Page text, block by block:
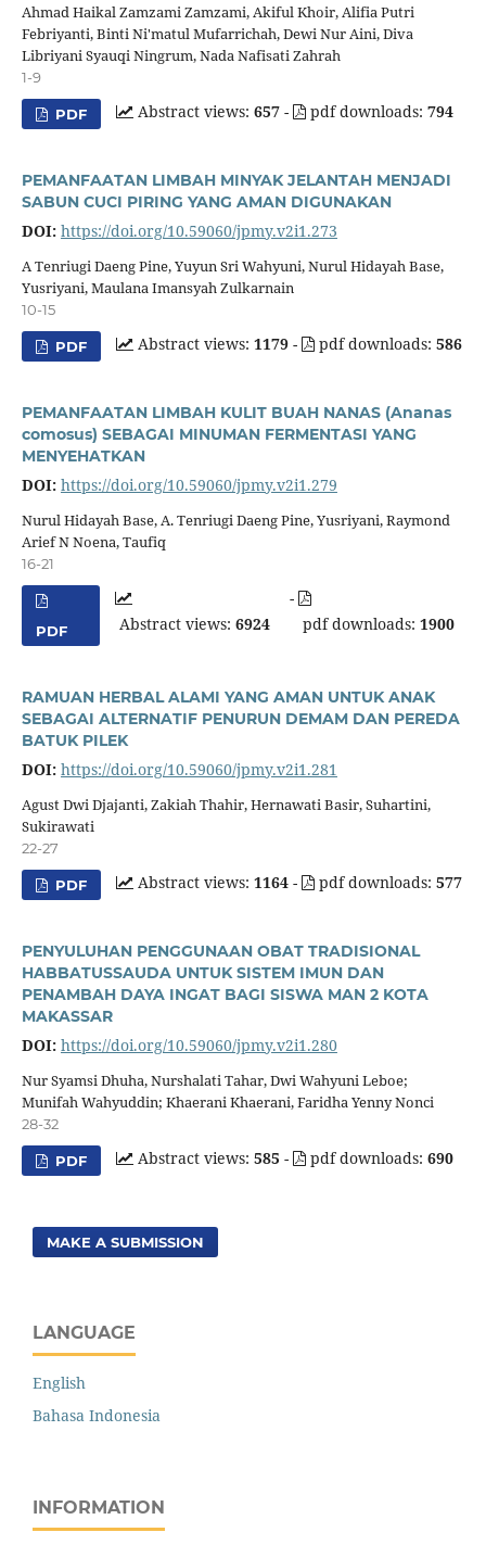
Ahmad Haikal Zamzami Zamzami, Akiful Khoir, Alifia Putri
Febriyanti, Binti Ni'matul Mufarrichah, Dewi Nur Aini, Diva
Libriyani Syauqi Ningrum, Nada Nafisati Zahrah
1-9
PDF Abstract views:657 - pdf downloads:794
PEMANFAATAN LIMBAH MINYAK JELANTAH MENJADI
SABUN CUCI PIRING YANG AMAN DIGUNAKAN
DOI: https://doi.org/10.59060/jpmy.v2i1.273
A Tenriugi Daeng Pine, Yuyun Sri Wahyuni, Nurul Hidayah Base,
Yusriyani, Maulana Imansyah Zulkarnain
10-15
PDF Abstract views:1179 - pdf downloads:586
PEMANFAATAN LIMBAH KULIT BUAH NANAS (Ananas
comosus) SEBAGAI MINUMAN FERMENTASI YANG
MENYEHATKAN
DOI: https://doi.org/10.59060/jpmy.v2i1.279
Nurul Hidayah Base, A. Tenriugi Daeng Pine, Yusriyani, Raymond
Arief N Noena, Taufiq
16-21
PDF Abstract views:6924
-
pdf downloads: 1900
RAMUAN HERBAL ALAMI YANG AMAN UNTUK ANAK
SEBAGAI ALTERNATIF PENURUN DEMAM DAN PEREDA
BATUK PILEK
DOI: https://doi.org/10.59060/jpmy.v2i1.281
Agust Dwi Djajanti, Zakiah Thahir, Hernawati Basir, Suhartini,
Sukirawati
22-27
PDF Abstract views:1164 - pdf downloads:577
PENYULUHAN PENGGUNAAN OBAT TRADISIONAL
HABBATUSSAUDA UNTUK SISTEM IMUN DAN
PENAMBAH DAYA INGAT BAGI SISWA MAN 2 KOTA
MAKASSAR
DOI: https://doi.org/10.59060/jpmy.v2i1.280
Nur Syamsi Dhuha, Nurshalati Tahar, Dwi Wahyuni Leboe;
Munifah Wahyuddin; Khaerani Khaerani, Faridha Yenny Nonci
28-32
PDF Abstract views:585 - pdf downloads:690
MAKE A SUBMISSION
LANGUAGE
English
Bahasa Indonesia
INFORMATION